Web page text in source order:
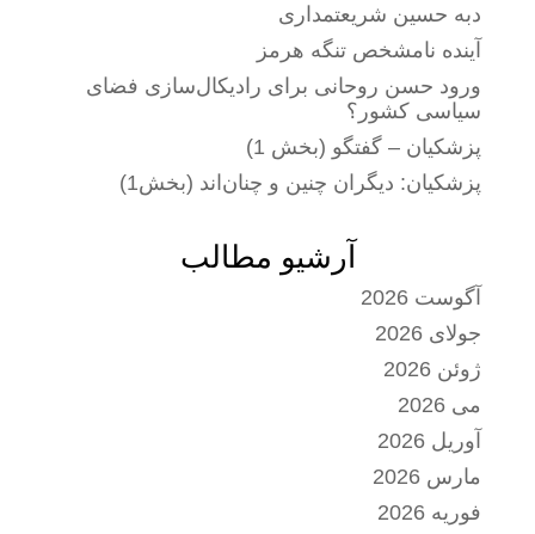
دبه حسین شریعتمداری
آینده نامشخص تنگه هرمز
ورود حسن روحانی برای رادیکال‌سازی فضای
سیاسی کشور؟
پزشکیان – گفتگو (بخش 1)
پزشکیان: دیگران چنین و چنان‌اند (بخش1)
آرشیو مطالب
آگوست 2026
جولای 2026
ژوئن 2026
می 2026
آوریل 2026
مارس 2026
فوریه 2026